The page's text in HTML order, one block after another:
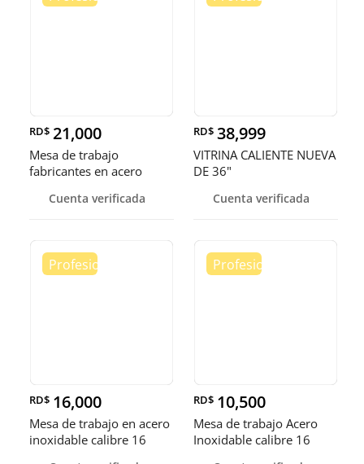
RD$ 21,000
Mesa de trabajo
fabricantes en acero
Cuenta verificada
RD$ 38,999
VITRINA CALIENTE NUEVA
DE 36"
Cuenta verificada
RD$ 16,000
Mesa de trabajo en acero
inoxidable calibre 16
RD$ 10,500
Mesa de trabajo Acero
Inoxidable calibre 16